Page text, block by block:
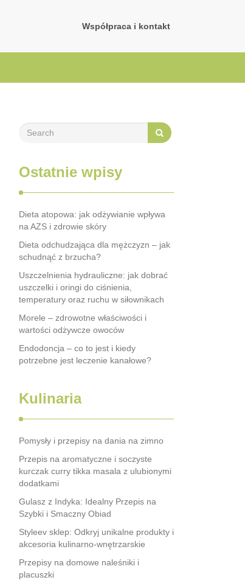
Współpraca i kontakt
Ostatnie wpisy
Dieta atopowa: jak odżywianie wpływa
na AZS i zdrowie skóry
Dieta odchudzająca dla mężczyzn – jak
schudnąć z brzucha?
Uszczelnienia hydrauliczne: jak dobrać
uszczelki i oringi do ciśnienia,
temperatury oraz ruchu w siłownikach
Morele – zdrowotne właściwości i
wartości odżywcze owoców
Endodoncja – co to jest i kiedy
potrzebne jest leczenie kanałowe?
Kulinaria
Pomysły i przepisy na dania na zimno
Przepis na aromatyczne i soczyste
kurczak curry tikka masala z ulubionymi
dodatkami
Gulasz z Indyka: Idealny Przepis na
Szybki i Smaczny Obiad
Styleev sklep: Odkryj unikalne produkty i
akcesoria kulinarno-wnętrzarskie
Przepisy na domowe naleśniki i
placuszki